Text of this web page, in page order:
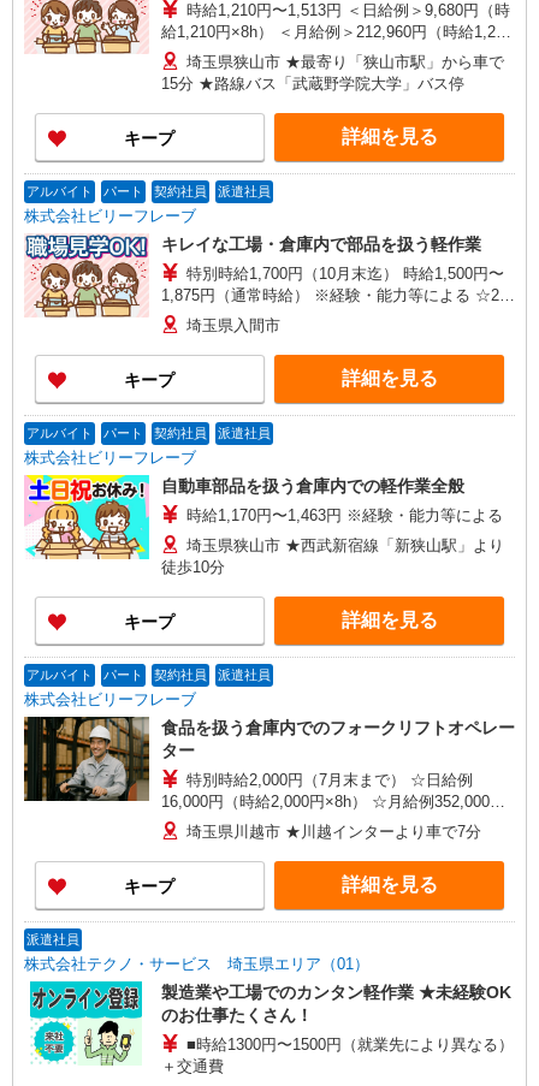
時給1,210円〜1,513円 ＜日給例＞9,680円（時
給1,210円×8h） ＜月給例＞212,960円（時給1,210
円×8h×22日） ※経験・能力等による
埼玉県狭山市 ★最寄り「狭山市駅」から車で
15分 ★路線バス「武蔵野学院大学」バス停
キープ 詳細を見る
アルバイト パート 契約社員 派遣社員
株式会社ビリーフレーブ
キレイな工場・倉庫内で部品を扱う軽作業
特別時給1,700円（10月末迄） 時給1,500円〜
1,875円（通常時給） ※経験・能力等による ☆25
万円以上稼げます！ 例）特別時給1,700円
×7.75H×22日＝289,850円
埼玉県入間市
キープ 詳細を見る
アルバイト パート 契約社員 派遣社員
株式会社ビリーフレーブ
自動車部品を扱う倉庫内での軽作業全般
時給1,170円〜1,463円 ※経験・能力等による
埼玉県狭山市 ★西武新宿線「新狭山駅」より
徒歩10分
キープ 詳細を見る
アルバイト パート 契約社員 派遣社員
株式会社ビリーフレーブ
食品を扱う倉庫内でのフォークリフトオペレー
ター
特別時給2,000円（7月末まで） ☆日給例
16,000円（時給2,000円×8h） ☆月給例352,000円
（時給2,000円×8h×22日） 時給1,700円〜2,125円
（通常時給） ※経験・能力等による
埼玉県川越市 ★川越インターより車で7分
キープ 詳細を見る
派遣社員
株式会社テクノ・サービス 埼玉県エリア（01）
製造業や工場でのカンタン軽作業 ★未経験OK
のお仕事たくさん！
■時給1300円〜1500円（就業先により異なる）
＋交通費